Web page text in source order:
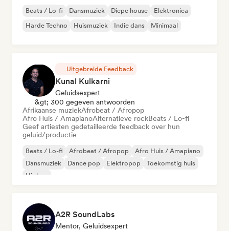
Beats / Lo-fi Dansmuziek Diepe house
Elektronica
Harde Techno
Huismuziek Indie dans Minimaal
Uitgebreide Feedback
Kunal Kulkarni
Geluidsexpert
&gt; 300 gegeven antwoorden
Afrikaanse muziekAfrobeat / Afropop
Afro Huis / AmapianoAlternatieve rockBeats / Lo-fi
Geef artiesten gedetailleerde feedback over hun
geluid/productie
Beats / Lo-fi Afrobeat / Afropop
Afro Huis / Amapiano
Dansmuziek
Dance pop Elektropop
Toekomstig huis
Hiphop
A2R SoundLabs
Mentor, Geluidsexpert